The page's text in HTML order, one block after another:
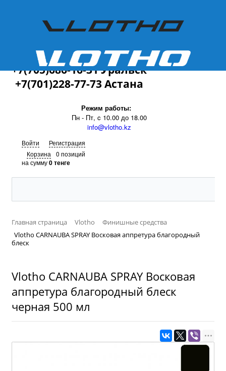
+7(701)228-77-73
+7(705)686-16-31 Уральск
+7(701)228-77-73 Астана
Режим работы:
Пн - Пт, c 10.00 до 18.00
info@vlotho.kz
Войти
Регистрация
Корзина
0 позиций
на сумму0 тенге
Главная страница Vlotho
Финишные средства
Vlotho CARNAUBA SPRAY Восковая аппретура благородный
блеск
Vlotho CARNAUBA SPRAY Восковая
аппретура благородный блеск
черная 500 мл